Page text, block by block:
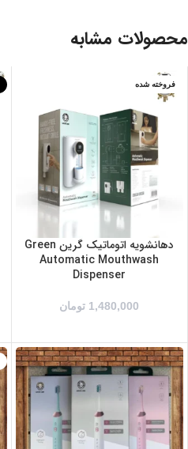
محصولات مشابه
فروخته شده
دهانشویه اتوماتیک گرین Green
Automatic Mouthwash
Dispenser
1,480,000 تومان
آبی
سفید
صورتی